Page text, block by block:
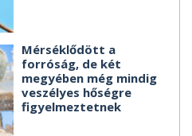
Mérséklődött a
forróság, de két
megyében még mindig
veszélyes hőségre
figyelmeztetnek